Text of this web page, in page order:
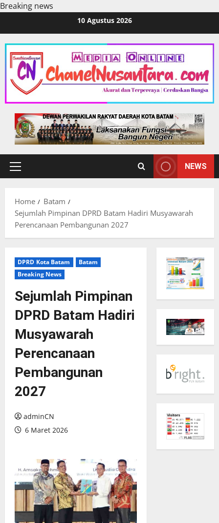
Breaking news
content
10 Agustus 2026
Primary
NEWS
Home
Batam
Sejumlah Pimpinan DPRD Batam Hadiri Musyawarah
Perencanaan Pembangunan 2027
DPRD Kota Batam
Batam
Breaking News
Sejumlah Pimpinan
DPRD Batam Hadiri
Musyawarah
Perencanaan
Pembangunan
2027
adminCN
6 Maret 2026